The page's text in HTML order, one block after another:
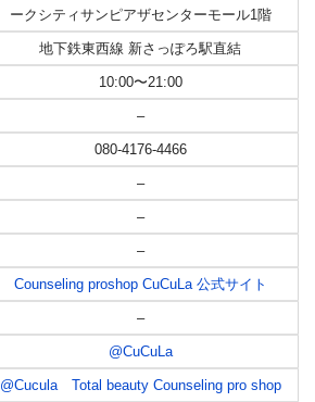
ークシティサンピアザセンターモール1階
地下鉄東西線 新さっぽろ駅直結
10:00〜21:00
–
080-4176-4466
–
–
–
Counseling proshop CuCuLa 公式サイト
–
@CuCuLa
@Cucula Total beauty Counseling pro shop